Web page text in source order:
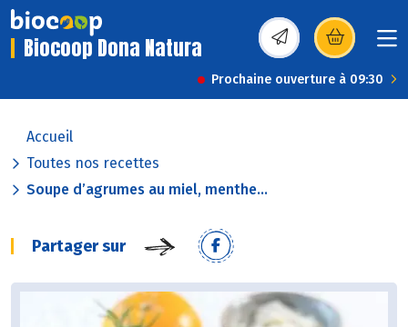
Biocoop Dona Natura (s’ouvre dans une
Prochaine ouverture à 09:30
Accueil
Toutes nos recettes
Soupe d’agrumes au miel, menthe...
Partager sur